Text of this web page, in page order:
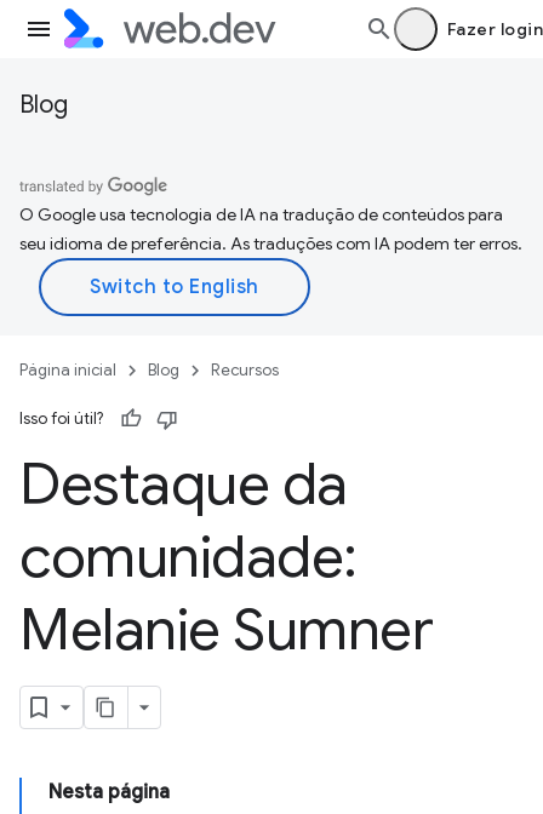
Fazer login
Blog
O Google usa tecnologia de IA na tradução de conteúdos para
seu idioma de preferência. As traduções com IA podem ter erros.
Página inicial Blog Recursos
Isso foi útil?
Destaque da
comunidade:
Melanie Sumner
Nesta página